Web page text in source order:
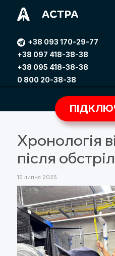
+38 093 170-29-77
+38 097 418-38-38
+38 095 418-38-38
0 800 20-38-38
Хронологія
після
15 липня 2025